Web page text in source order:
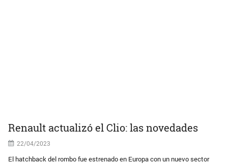
Renault actualizó el Clio: las novedades
22/04/2023
El hatchback del rombo fue estrenado en Europa con un nuevo sector